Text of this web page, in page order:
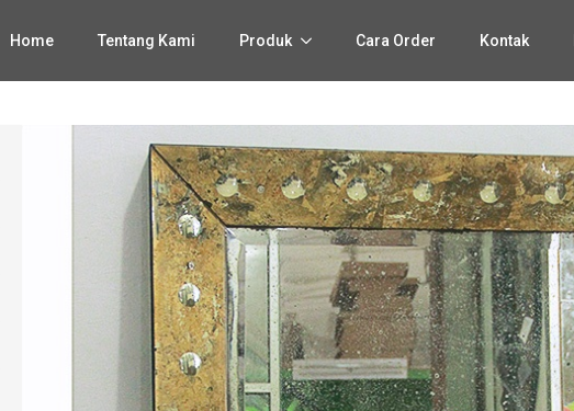
Home Tentang Kami Produk Cara Order Kontak